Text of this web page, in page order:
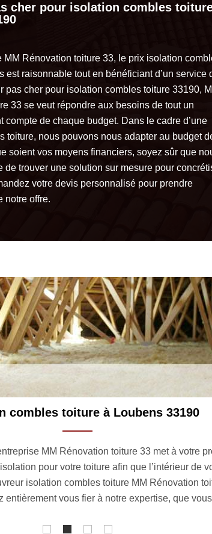
cher pour isolation combles
MM Rénovation toiture 33, le prix isolation
est raisonnable tout en bénéficiant d’un service
pas cher pour isolation combles toiture 33190,
33 se veut répondre aux besoins de tout un
compte de chaque budget. Dans le cadre d’une
toiture, nous pouvons nous adapter au budget
soient vos moyens financiers, soyez sûr que
de trouver une solution sur mesure pour
votre devis personnalisé pour prendre
notre offre.
tarif isolation combles toiture
l’entreprise MM Rénovation toiture 33
Si vous avez une toiture en pente, le
aménagés ou perdus), de l’accessibilité
pouvons vous garantir que notre tarif défie